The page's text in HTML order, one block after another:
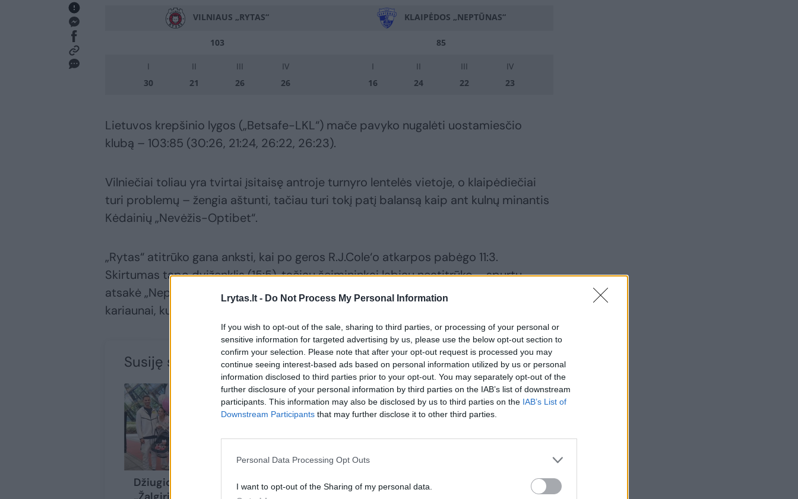
Lrytas.lt - Do Not Process My Personal Information
If you wish to opt-out of the sale, sharing to third parties, or processing of your personal or
sensitive information for targeted advertising by us, please use the below opt-out section to
confirm your selection. Please note that after your opt-out request is processed you may
continue seeing interest-based ads based on personal information utilized by us or personal
information disclosed to third parties prior to your opt-out. You may separately opt-out of the
further disclosure of your personal information by third parties on the IAB’s list of downstream
participants. This information may also be disclosed by us to third parties on the IAB’s List of
Downstream Participants that may further disclose it to other third parties.
Personal Data Processing Opt Outs
I want to opt-out of the Sharing of my personal data.
VILNIAUS „RYTAS“ KLAIPĖDOS „NEPTŪNAS“
103 85
I II III
IV
30
21 26 26
I II III
IV
16
24 22 23
Lietuvos krepšinio lygos („Betsafe-LKL“) mače pavyko nugalėti uostamiesčio
klubą – 103:85 (30:26, 21:24, 26:22, 26:23).
Vilniečiai toliau yra tvirtai įsitaisę antroje turnyro lentelės vietoje, o klaipėdiečiai
turi problemų – žengia aštunti, tačiau turi tokį patį balansą kaip ant kulnų minantis
Kėdainių „Nevėžis-Optibet“.
„Rytas“ atitrūko gana anksti, kai po geros R.J.Cole‘o atkarpos pabėgo 11:3.
Skirtumas tapo dviženklis (15:5), tačiau šeimininkai labiau neatitrūko – spurtu
atsakė „Neptūnas“ – 12:15. Vis tik kėlinio pabaiga geresnė buvo Giedriaus Žibėno
kariaunai, kuri jautėsi užtikrintai – 30:16.
Susiję straipsniai
Džiugios naujienos
Aktyvieji Jonavos
Dar daugiau progų